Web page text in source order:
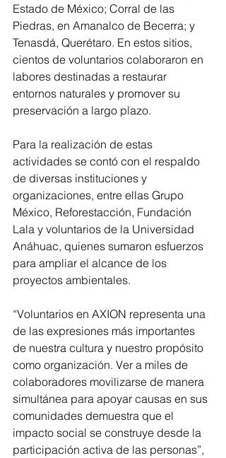
Estado de México; Corral de las
Piedras, en Amanalco de Becerra; y
Tenasdá, Querétaro. En estos sitios,
cientos de voluntarios colaboraron en
labores destinadas a restaurar
entornos naturales y promover su
preservación a largo plazo.
Para la realización de estas
actividades se contó con el respaldo
de diversas instituciones y
organizaciones, entre ellas Grupo
México, Reforestacción, Fundación
Lala y voluntarios de la Universidad
Anáhuac, quienes sumaron esfuerzos
para ampliar el alcance de los
proyectos ambientales.
“Voluntarios en AXION representa una
de las expresiones más importantes
de nuestra cultura y nuestro propósito
como organización. Ver a miles de
colaboradores movilizarse de manera
simultánea para apoyar causas en sus
comunidades demuestra que el
impacto social se construye desde la
participación activa de las personas”,